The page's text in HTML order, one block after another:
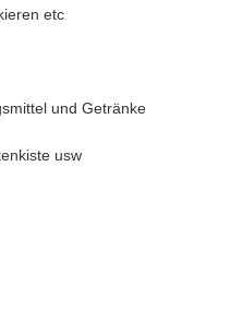
etc
und Getränke
usw